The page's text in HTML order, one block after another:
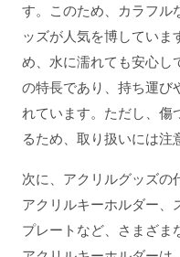
す。このため、カラフル
ッズが人気を博していま
め、水に濡れても安心し
の特長であり、持ち運び
れています。ただし、傷
るため、取り扱いには注
次に、アクリルグッズの
アクリルキーホルダー、
プレートなど、さまざま